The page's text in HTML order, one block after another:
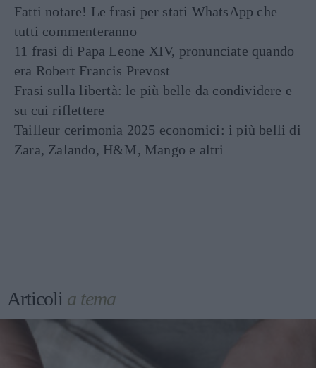
Fatti notare! Le frasi per stati WhatsApp che
tutti commenteranno
11 frasi di Papa Leone XIV, pronunciate quando
era Robert Francis Prevost
Frasi sulla libertà: le più belle da condividere e
su cui riflettere
Tailleur cerimonia 2025 economici: i più belli di
Zara, Zalando, H&M, Mango e altri
Articoli a tema